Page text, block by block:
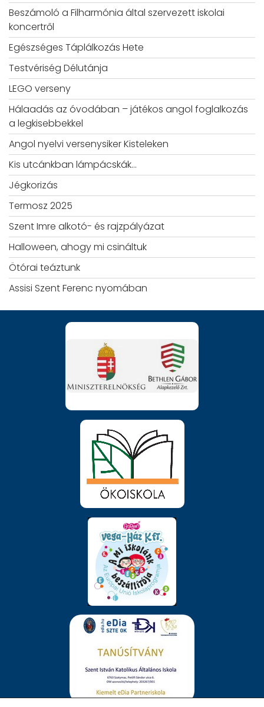
Beszámoló a Filharmónia által szervezett iskolai
koncertről
Egészséges Táplálkozás Hete
Testvériség Délutánja
LEGO verseny
Hálaadás az óvodában – játékos angol foglalkozás
a legkisebbekkel
Angol nyelvi versenysiker Kisteleken
Kis utcánkban lámpácskák…
Jégkorizás
Termosz 2025
Szent Imre alkotó- és rajzpályázat
Halloween, ahogy mi csináltuk
Ötórai teáztunk
Assisi Szent Ferenc nyomában